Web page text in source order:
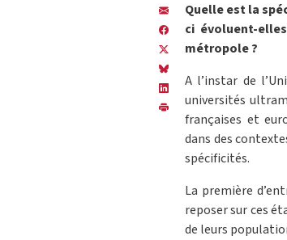
Quelle est la
ci évoluent-
métropole ?
A l’instar de
universités
françaises et
dans des
spécificités.
La première
reposer sur ces
de leurs